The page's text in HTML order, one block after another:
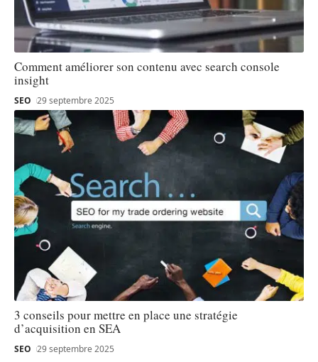
Comment améliorer son contenu avec search console
insight
SEO 29 septembre 2025
3 conseils pour mettre en place une stratégie
d’acquisition en SEA
SEO 29 septembre 2025